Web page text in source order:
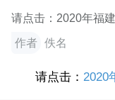
请点击：2020年福
作者 佚名
请点击： 2020